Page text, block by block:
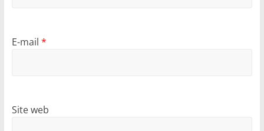
E-mail *
Site web